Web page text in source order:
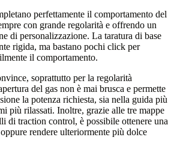
perfettamente il comportamento del
con grande regolarità e offrendo un
di personalizzazione. La taratura di base
rigida, ma bastano pochi click per
il comportamento.
soprattutto per la regolarità
del gas non è mai brusca e permette
la potenza richiesta, sia nella guida più
più rilassati. Inoltre, grazie alle tre mappe
di traction control, è possibile ottenere una
rendere ulteriormente più dolce